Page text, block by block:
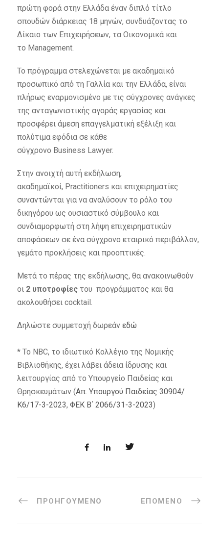
πρώτη φορά στην Ελλάδα έναν διπλό τίτλο
σπουδών διάρκειας 18 μηνών, συνδυάζοντας το
Δίκαιο των Επιχειρήσεων, τα Οικονομικά και
το Management.
Το πρόγραμμα στελεχώνεται με ακαδημαϊκό
προσωπικό από τη Γαλλία και την Ελλάδα, είναι
πλήρως εναρμονισμένο με τις σύγχρονες ανάγκες
της ανταγωνιστικής αγοράς εργασίας και
προσφέρει άμεση επαγγελματική εξέλιξη και
πολύτιμα εφόδια σε κάθε
σύγχρονο Business Lawyer.
Στην ανοιχτή αυτή εκδήλωση,
ακαδημαϊκοί, Practitioners και επιχειρηματίες
συναντώνται για να αναλύσουν το ρόλο του
δικηγόρου ως ουσιαστικό σύμβουλο και
συνδιαμορφωτή στη λήψη επιχειρηματικών
αποφάσεων σε ένα σύγχρονο εταιρικό περιβάλλον,
γεμάτο προκλήσεις και προοπτικές.
Μετά το πέρας της εκδήλωσης, θα ανακοινωθούν
οι 2 υποτροφίες του προγράμματος και θα
ακολουθήσει cocktail.
Δηλώστε συμμετοχή δωρεάν εδώ
* Το NBC, το ιδιωτικό Κολλέγιο της Νομικής
Βιβλιοθήκης, έχει λάβει άδεια ίδρυσης και
λειτουργίας από το Υπουργείο Παιδείας και
Θρησκευμάτων (Απ. Υπουργού Παιδείας 30904/
Κ6/17-3-2023, ΦΕΚ Β΄ 2066/31-3-2023)
ΠΡΟΗΓΟΎΜΕΝΟ ΕΠΌΜΕΝΟ